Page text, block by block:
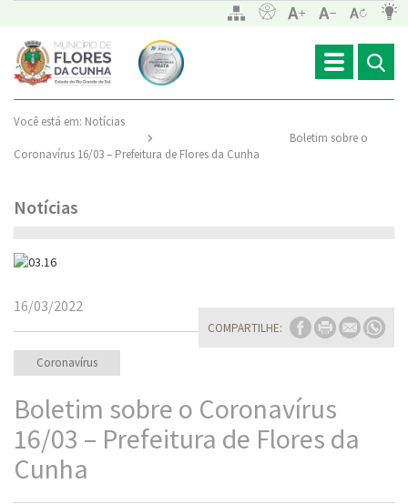
Toggle
navigation
Você está em: Notícias
Boletim sobre o
Coronavírus 16/03 – Prefeitura de Flores da Cunha
Notícias
COMPARTILHE:
16/03/2022
Coronavírus
Boletim sobre o Coronavírus
16/03 – Prefeitura de Flores da
Cunha